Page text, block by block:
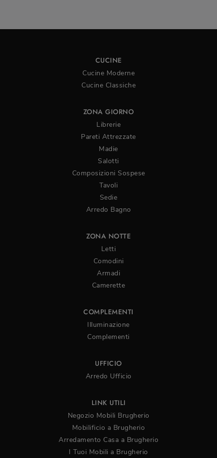
CUCINE
Cucine Moderne
Cucine Classiche
ZONA GIORNO
Librerie
Pareti Attrezzate
Madie
Salotti
Composizioni Sospese
Tavoli
Sedie
Arredo Bagno
ZONA NOTTE
Letti
Comodini
Armadi
Camerette
COMPLEMENTI
Illuminazione
Complementi
UFFICIO
Arredo Ufficio
LINK UTILI
Negozio Mobili Brugherio
Mobilificio a Brugherio
Arredamento Casa a Brugherio
I Tuoi Mobili a Brugherio